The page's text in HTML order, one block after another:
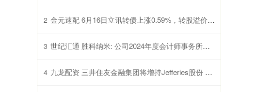
2 金元速配 6月16日立讯转债上涨0.59%，转股溢价率103.1%
3 世纪汇通 胜科纳米: 公司2024年度会计师事务所履职情况评估报告内容摘要
4 九龙配资 三井住友金融集团将增持Jefferies股份 双方进一步深化合作关系